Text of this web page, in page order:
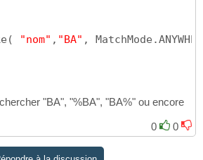
( "nom" , "BA" ,
"BA", "%BA", "BA%" ou encore
0
0